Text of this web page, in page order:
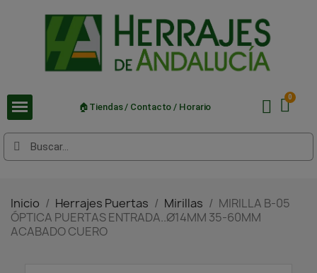
🏠Tiendas / Contacto / Horario
Inicio Herrajes Puertas Mirillas
MIRILLA B-05
ÓPTICA PUERTAS ENTRADA..Ø14MM 35-60MM
ACABADO CUERO